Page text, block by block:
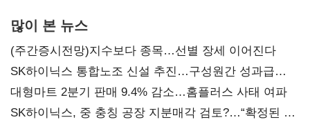
많이 본 뉴스
(주간증시전망)지수보다 종목…선별 장세 이어진다
SK하이닉스 통합노조 신설 추진…구성원간 성과급
불만 확산
대형마트 2분기 판매 9.4% 감소…홈플러스 사태 여파
SK하이닉스, 중 충칭 공장 지분매각 검토?…“확정된 바